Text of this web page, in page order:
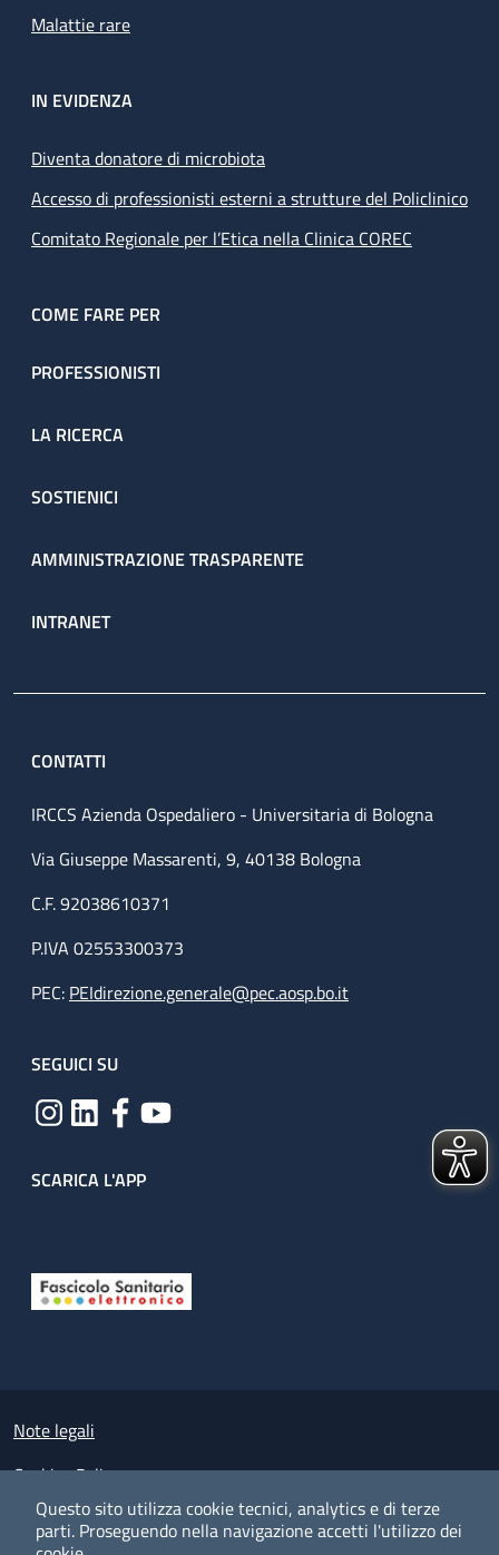
Questo sito utilizza cookie tecnici, analytics e di terze
parti. Proseguendo nella navigazione accetti l'utilizzo dei
Malattie rare
IN EVIDENZA
Diventa donatore di microbiota
Accesso di professionisti esterni a strutture del Policlinico
Comitato Regionale per l’Etica nella Clinica COREC
COME FARE PER
PROFESSIONISTI
LA RICERCA
SOSTIENICI
AMMINISTRAZIONE TRASPARENTE
INTRANET
CONTATTI
IRCCS Azienda Ospedaliero - Universitaria di Bologna
Via Giuseppe Massarenti, 9, 40138 Bologna
C.F. 92038610371
P.IVA 02553300373
PEC: PEIdirezione.generale@pec.aosp.bo.it
SEGUICI SU
SCARICA L'APP
Small prints
Note legali
Cookies Policy
Policy privacy e protezione del dato personale